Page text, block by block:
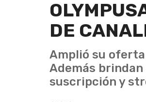
DE
Amplió su oferta
Además brindan
suscripción y